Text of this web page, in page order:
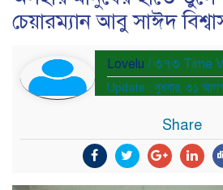
চেয়ারম্যান আবু সাঈদ
Lovelu / ৩৭৩ Time
Update : বুধবার, ৩১
Share